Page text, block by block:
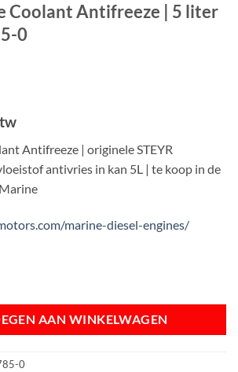
Coolant Antifreeze | 5 liter
0
Antifreeze | originele STEYR
antivries in kan 5L | te koop in de
marine-diesel-engines/
AAN WINKELWAGEN
0